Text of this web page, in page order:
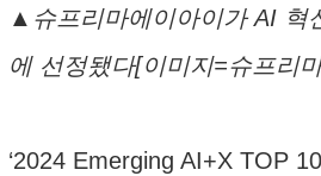
▲슈프리마에이아이가 AI 혁
에 선정됐다[이미지=슈프리
‘2024 Emerging AI+X TOP